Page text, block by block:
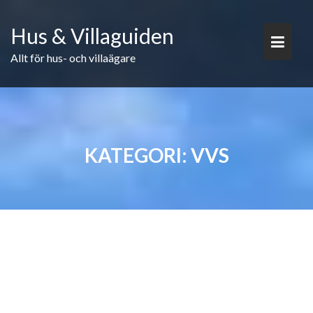
content
Hus & Villaguiden
Allt för hus- och villaägare
KATEGORI: VVS